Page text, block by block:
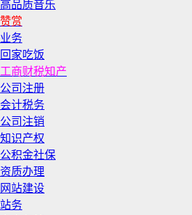
高品质音乐
赞赏
业务
回家吃饭
工商财税知产
公司注册
会计税务
公司注销
知识产权
公积金社保
资质办理
网站建设
站务